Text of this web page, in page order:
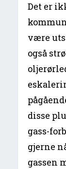
Det er
være
også
disse
gass-
gjerne
gassen